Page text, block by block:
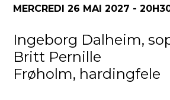
MERCREDI 26 MAI 2027 -
Ingeborg Dalheim,
Britt Pernille
Frøholm, hardingfele